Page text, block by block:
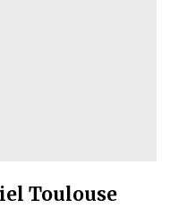
Toulouse